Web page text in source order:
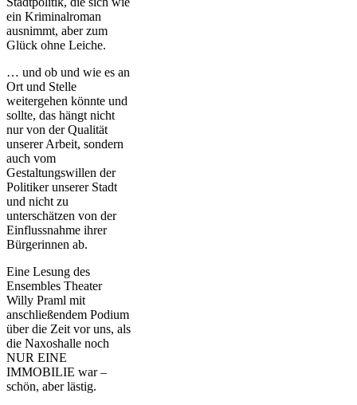
ein Kriminalroman
ausnimmt, aber zum
Glück ohne Leiche.
… und ob und wie es an
Ort und Stelle
weitergehen könnte und
sollte, das hängt nicht
nur von der Qualität
unserer Arbeit, sondern
auch vom
Gestaltungswillen der
Politiker unserer Stadt
und nicht zu
unterschätzen von der
Einflussnahme ihrer
Bürgerinnen ab.
Eine Lesung des
Ensembles Theater
Willy Praml mit
anschließendem Podium
über die Zeit vor uns, als
die Naxoshalle noch
NUR EINE
IMMOBILIE war –
schön, aber lästig.